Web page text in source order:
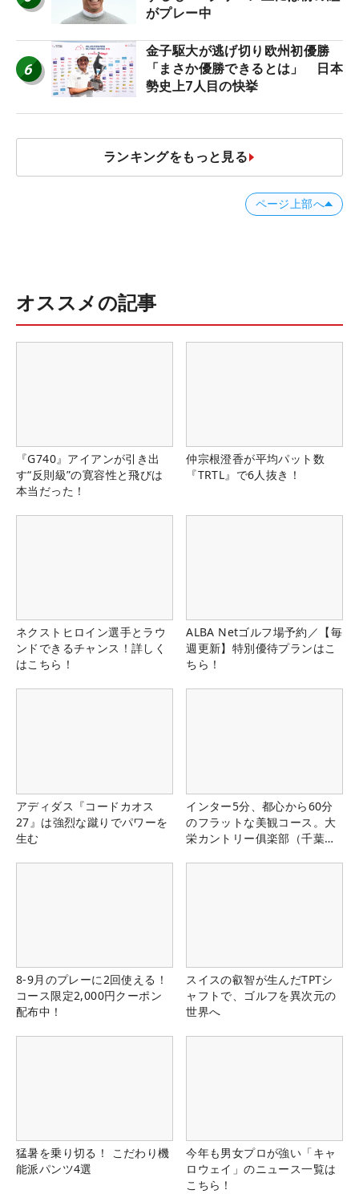
がプレー中
6
金子駆大が逃げ切り欧州初優勝
「まさか優勝できるとは」 日本
勢史上7人目の快挙
ランキングをもっと見る
ページ上部へ
オススメの記事
『G740』アイアンが引き出
す“反則級”の寛容性と飛びは
本当だった！
仲宗根澄香が平均パット数
『TRTL』で6人抜き！
ネクストヒロイン選手とラウ
ンドできるチャンス！詳しく
はこちら！
ALBA Netゴルフ場予約／【毎
週更新】特別優待プランはこ
ちら！
アディダス『コードカオス
27』は強烈な蹴りでパワーを
生む
インター5分、都心から60分
のフラットな美観コース。大
栄カントリー俱楽部（千葉
8-9月のプレーに2回使える！
コース限定2,000円クーポン
配布中！
スイスの叡智が生んだTPTシ
ャフトで、ゴルフを異次元の
世界へ
猛暑を乗り切る！ こだわり機
能派パンツ4選
今年も男女プロが強い「キャ
ロウェイ」のニュース一覧は
こちら！